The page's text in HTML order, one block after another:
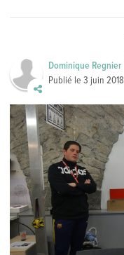
Dominique Regnier
Publié le3 juin 2018